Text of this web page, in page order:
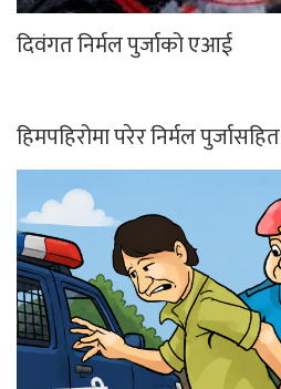
दिवंगत निर्मल पुर्जाको एआई
हिमपहिरोमा परेर निर्मल पुर्जासहित